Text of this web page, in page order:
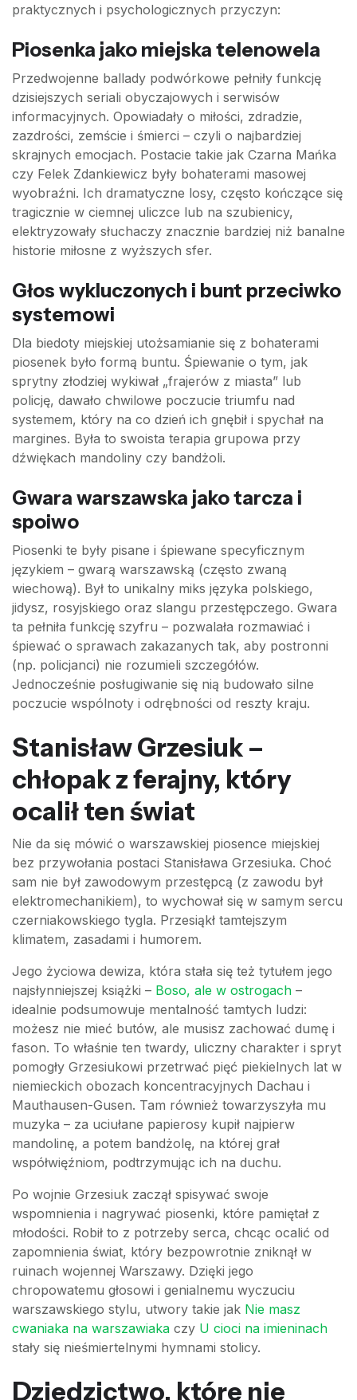
praktycznych i psychologicznych przyczyn:
Piosenka jako miejska telenowela
Przedwojenne ballady podwórkowe pełniły funkcję
dzisiejszych seriali obyczajowych i serwisów
informacyjnych. Opowiadały o miłości, zdradzie,
zazdrości, zemście i śmierci – czyli o najbardziej
skrajnych emocjach. Postacie takie jak Czarna Mańka
czy Felek Zdankiewicz były bohaterami masowej
wyobraźni. Ich dramatyczne losy, często kończące się
tragicznie w ciemnej uliczce lub na szubienicy,
elektryzowały słuchaczy znacznie bardziej niż banalne
historie miłosne z wyższych sfer.
Głos wykluczonych i bunt przeciwko
systemowi
Dla biedoty miejskiej utożsamianie się z bohaterami
piosenek było formą buntu. Śpiewanie o tym, jak
sprytny złodziej wykiwał „frajerów z miasta” lub
policję, dawało chwilowe poczucie triumfu nad
systemem, który na co dzień ich gnębił i spychał na
margines. Była to swoista terapia grupowa przy
dźwiękach mandoliny czy bandżoli.
Gwara warszawska jako tarcza i
spoiwo
Piosenki te były pisane i śpiewane specyficznym
językiem – gwarą warszawską (często zwaną
wiechową). Był to unikalny miks języka polskiego,
jidysz, rosyjskiego oraz slangu przestępczego. Gwara
ta pełniła funkcję szyfru – pozwalała rozmawiać i
śpiewać o sprawach zakazanych tak, aby postronni
(np. policjanci) nie rozumieli szczegółów.
Jednocześnie posługiwanie się nią budowało silne
poczucie wspólnoty i odrębności od reszty kraju.
Stanisław Grzesiuk –
chłopak z ferajny, który
ocalił ten świat
Nie da się mówić o warszawskiej piosence miejskiej
bez przywołania postaci Stanisława Grzesiuka. Choć
sam nie był zawodowym przestępcą (z zawodu był
elektromechanikiem), to wychował się w samym sercu
czerniakowskiego tygla. Przesiąkł tamtejszym
klimatem, zasadami i humorem.
Jego życiowa dewiza, która stała się też tytułem jego
najsłynniejszej książki – Boso, ale w ostrogach –
idealnie podsumowuje mentalność tamtych ludzi:
możesz nie mieć butów, ale musisz zachować dumę i
fason. To właśnie ten twardy, uliczny charakter i spryt
pomogły Grzesiukowi przetrwać pięć piekielnych lat w
niemieckich obozach koncentracyjnych Dachau i
Mauthausen-Gusen. Tam również towarzyszyła mu
muzyka – za uciułane papierosy kupił najpierw
mandolinę, a potem bandżolę, na której grał
współwięźniom, podtrzymując ich na duchu.
Po wojnie Grzesiuk zaczął spisywać swoje
wspomnienia i nagrywać piosenki, które pamiętał z
młodości. Robił to z potrzeby serca, chcąc ocalić od
zapomnienia świat, który bezpowrotnie zniknął w
ruinach wojennej Warszawy. Dzięki jego
chropowatemu głosowi i genialnemu wyczuciu
warszawskiego stylu, utwory takie jak Nie masz
cwaniaka na warszawiaka czy U cioci na imieninach
stały się nieśmiertelnymi hymnami stolicy.
Dziedzictwo, które nie